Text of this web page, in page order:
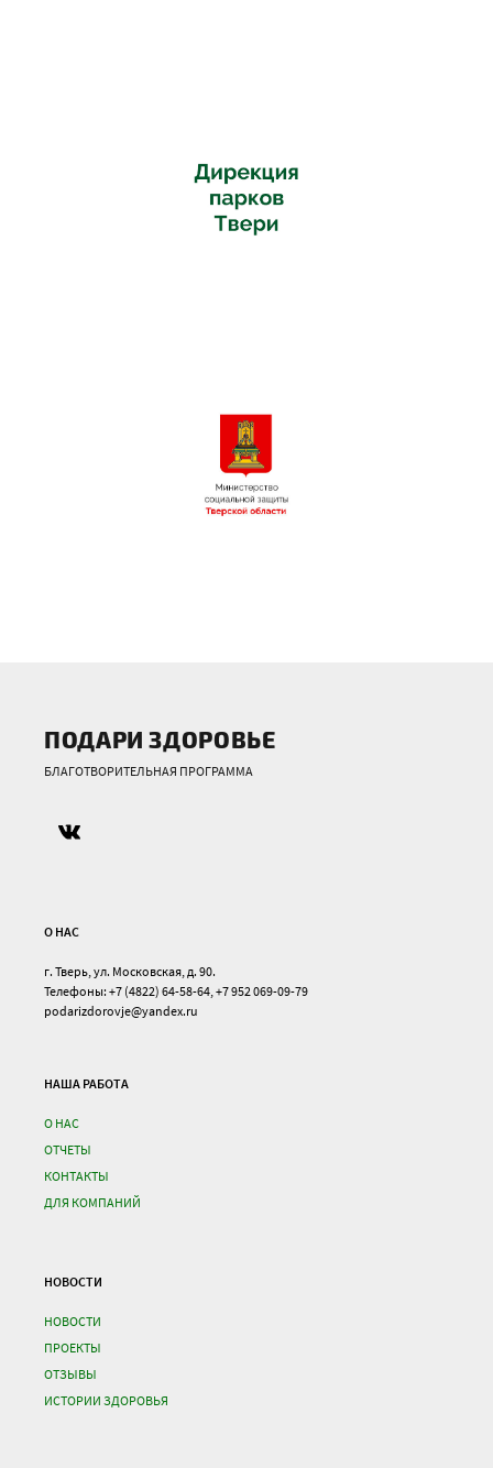
ПОДАРИ ЗДОРОВЬЕ
БЛАГОТВОРИТЕЛЬНАЯ ПРОГРАММА
О НАС
г. Тверь, ул. Московская, д. 90.
Телефоны: +7 (4822) 64-58-64, +7 952 069-09-79
podarizdorovje@yandex.ru
НАША РАБОТА
О НАС
ОТЧЕТЫ
КОНТАКТЫ
ДЛЯ КОМПАНИЙ
НОВОСТИ
НОВОСТИ
ПРОЕКТЫ
ОТЗЫВЫ
ИСТОРИИ ЗДОРОВЬЯ